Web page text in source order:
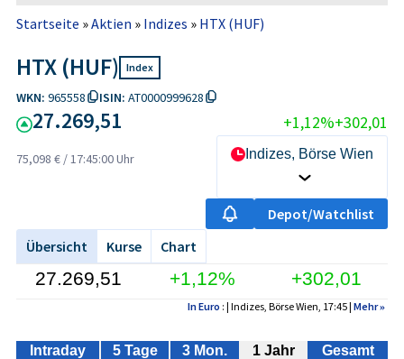
Startseite »Aktien » Indizes » HTX (HUF)
HTX (HUF) Index
WKN: 965558 ISIN: AT0000999628
27.269,51 +1,12%+302,01
75,098 € /17:45:00 Uhr Indizes, Börse Wien
Depot/Watchlist
Übersicht
Kurse Chart
27.269,51 +1,12% +302,01
In Euro : | Indizes, Börse Wien, 17:45 | Mehr»
Intraday 5 Tage 3 Mon. 1 Jahr Gesamt